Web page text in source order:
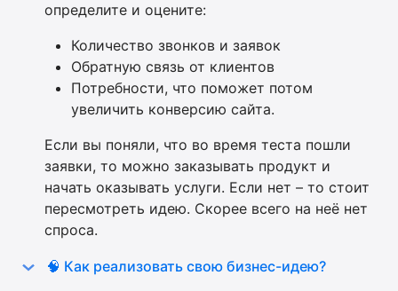
определите и оцените:
Количество звонков и заявок
Обратную связь от клиентов
Потребности, что поможет потом
увеличить конверсию сайта.
Если вы поняли, что во время теста пошли
заявки, то можно заказывать продукт и
начать оказывать услуги. Если нет – то стоит
пересмотреть идею. Скорее всего на неё нет
спроса.
🧠 Как реализовать свою бизнес-идею?